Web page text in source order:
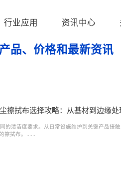
行业应用 资讯中心
品、价格和最新资讯
擦拭布选择攻略：从基材到边缘
的清洁度要求。从日常设施维护到关键产品接
擦拭布。......